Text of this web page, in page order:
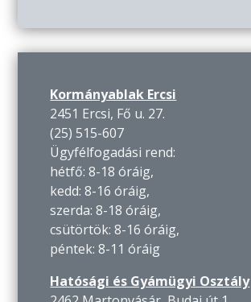
Kormányablak Ercsi
2451 Ercsi, Fő u. 27.
(25) 515-607
Ügyfélfogadási rend:
hétfő: 8-18 óráig,
kedd: 8-16 óráig,
szerda: 8-18 óráig,
csütörtök: 8-16 óráig,
péntek: 8-11 óráig
Hatósági és Gyámügyi Osztály